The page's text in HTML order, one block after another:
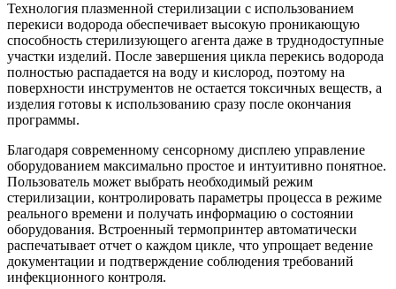
Технология плазменной стерилизации с использованием
перекиси водорода обеспечивает высокую проникающую
способность стерилизующего агента даже в труднодоступные
участки изделий. После завершения цикла перекись водорода
полностью распадается на воду и кислород, поэтому на
поверхности инструментов не остается токсичных веществ, а
изделия готовы к использованию сразу после окончания
программы.
Благодаря современному сенсорному дисплею управление
оборудованием максимально простое и интуитивно понятное.
Пользователь может выбрать необходимый режим
стерилизации, контролировать параметры процесса в режиме
реального времени и получать информацию о состоянии
оборудования. Встроенный термопринтер автоматически
распечатывает отчет о каждом цикле, что упрощает ведение
документации и подтверждение соблюдения требований
инфекционного контроля.